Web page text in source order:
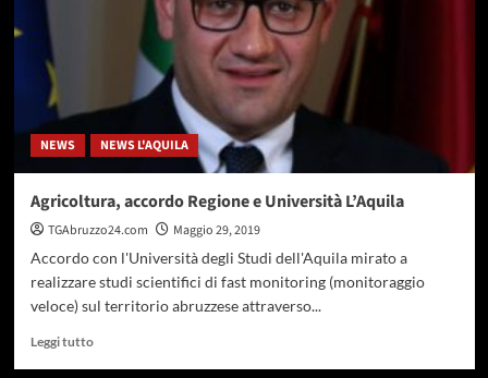
l’agricoltura
invece
ferma
NEWS NEWS L'AQUILA
Agricoltura, accordo Regione e Università L’Aquila
TGAbruzzo24.com
Maggio 29, 2019
Accordo con l'Università degli Studi dell'Aquila mirato a
realizzare studi scientifici di fast monitoring (monitoraggio
veloce) sul territorio abruzzese attraverso...
Leggi tuttoLeggi